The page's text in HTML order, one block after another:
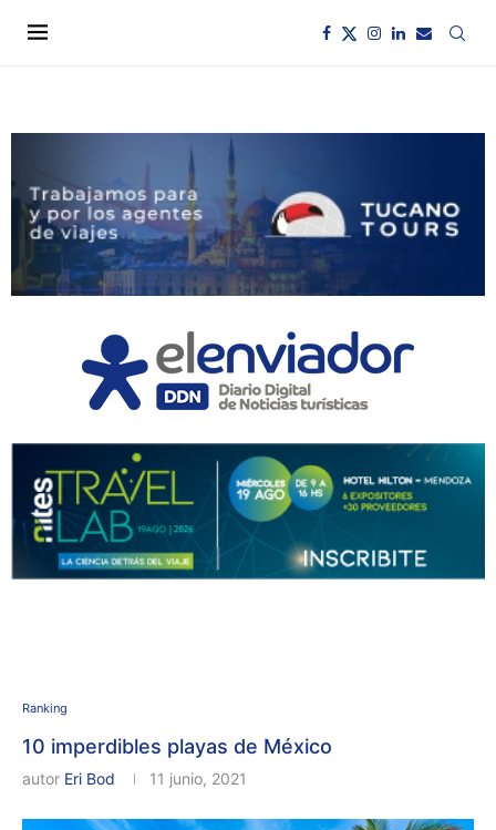
Ranking
10 imperdibles playas de México
autor Eri Bod 11 junio, 2021